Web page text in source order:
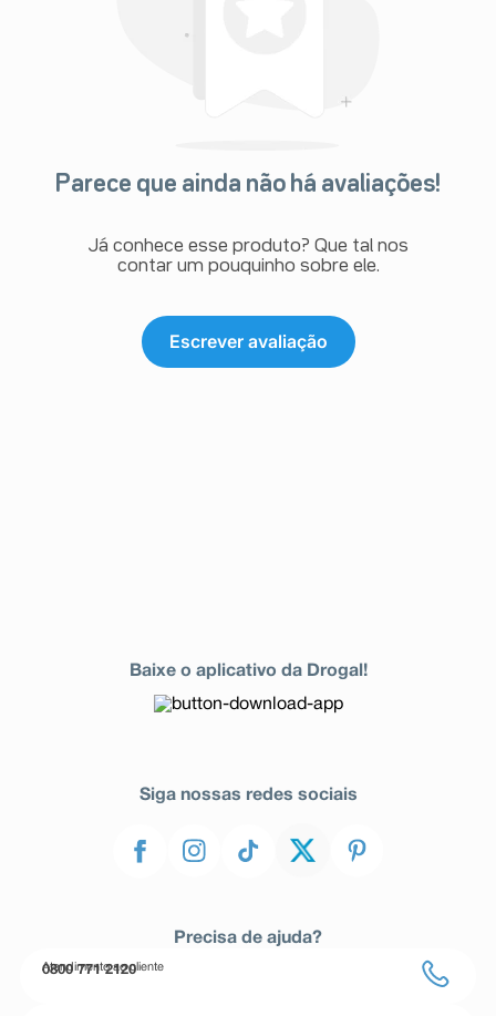
Parece que ainda não há avaliações!
Já conhece esse produto? Que tal nos
contar um pouquinho sobre ele.
Escrever avaliação
Baixe o aplicativo da Drogal!
Siga nossas redes sociais
Precisa de ajuda?
Atendimento ao cliente
0800 771 2120